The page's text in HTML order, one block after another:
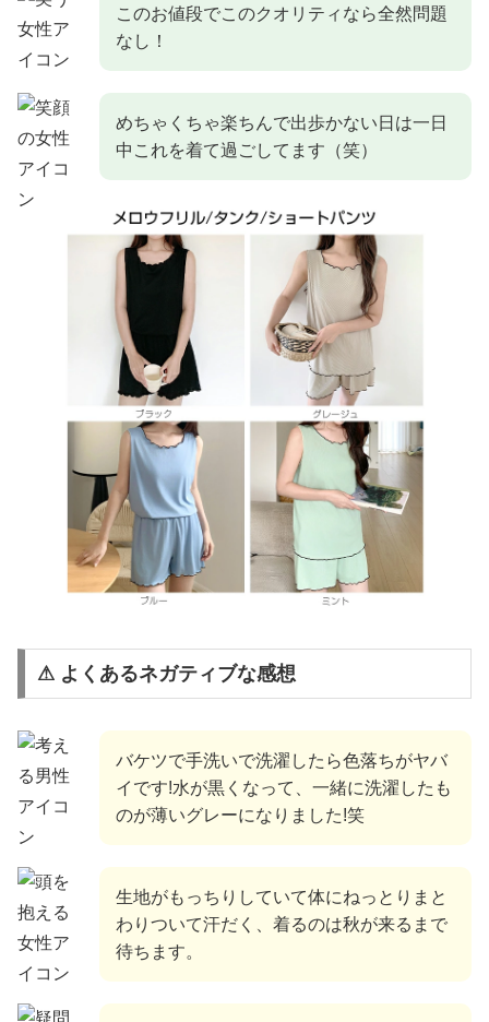
このお値段でこのクオリティなら全然問題
なし！
めちゃくちゃ楽ちんで出歩かない日は一日
中これを着て過ごしてます（笑）
⚠ よくあるネガティブな感想
バケツで手洗いで洗濯したら色落ちがヤバ
イです!水が黒くなって、一緒に洗濯したも
のが薄いグレーになりました!笑
生地がもっちりしていて体にねっとりまと
わりついて汗だく、着るのは秋が来るまで
待ちます。